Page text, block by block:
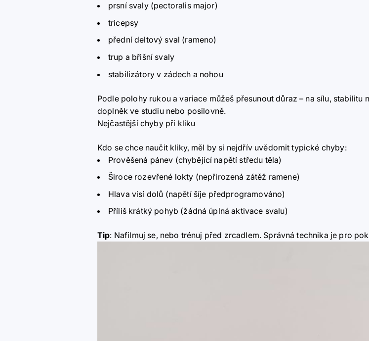
prsní svaly (pectoralis major)
tricepsy
přední deltový sval (rameno)
trup a břišní svaly
stabilizátory v zádech a nohou
Podle polohy rukou a variace můžeš přesunout důraz – na sílu,
doplněk ve studiu nebo posilovně.
Nejčastější chyby při kliku
Kdo se chce naučit kliky, měl by si nejdřív uvědomit typické chyby:
Prověšená pánev (chybějící napětí středu těla)
Široce rozevřené lokty (nepřirozená zátěž ramene)
Hlava visí dolů (napětí šíje předprogramováno)
Příliš krátký pohyb (žádná úplná aktivace svalu)
Tip: Nafilmuj se, nebo trénuj před zrcadlem. Správná technika je pro